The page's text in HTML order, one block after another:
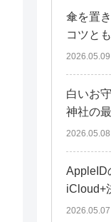
傘を置
コツと
2026.05.09
白いお
神社の
2026.05.08
AppleID
iCloud+
2026.05.07